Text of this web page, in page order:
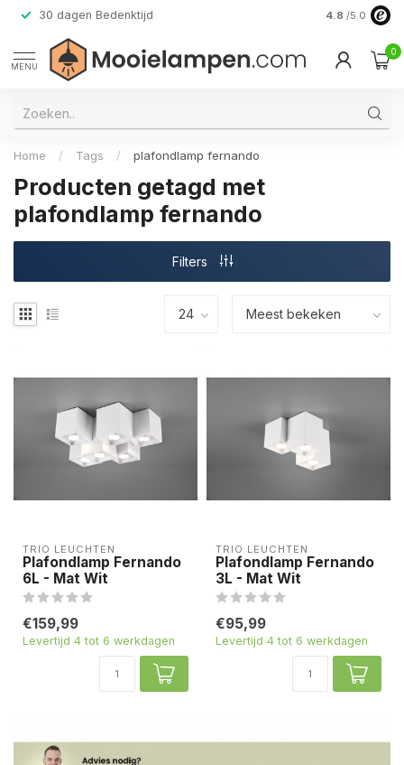
30 dagen Bedenktijd Verzending
4.8 /5.0
MENU
0
Home / Tags / plafondlamp fernando
Producten getagd met
plafondlamp fernando
Filters
TRIO LEUCHTEN
Plafondlamp Fernando
6L - Mat Wit
€159,99
Levertijd 4 tot 6 werkdagen
TRIO LEUCHTEN
Plafondlamp Fernando
3L - Mat Wit
€95,99
Levertijd 4 tot 6 werkdagen